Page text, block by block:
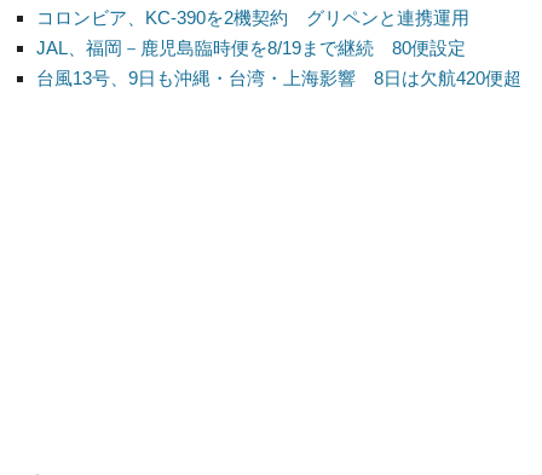
コロンビア、KC-390を2機契約 グリペンと連携運用
JAL、福岡－鹿児島臨時便を8/19まで継続 80便設定
台風13号、9日も沖縄・台湾・上海影響 8日は欠航420便超